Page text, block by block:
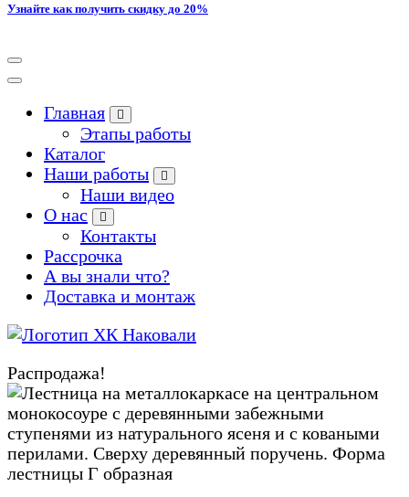
Узнайте как получить скидку до 20%
Главная
Этапы работы
Каталог
Наши работы
Наши видео
О нас
Контакты
Рассрочка
А вы знали что?
Доставка и монтаж
Распродажа!
Zoom